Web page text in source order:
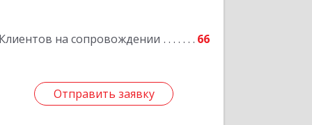
Клиентов на сопровождении 66
Отправить заявку
Отправить заявку